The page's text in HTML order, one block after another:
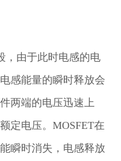
，由于此时电感的电
感能量的瞬时释放会
两端的电压迅速上
定电压。MOSFET在
瞬时消失，电感释放